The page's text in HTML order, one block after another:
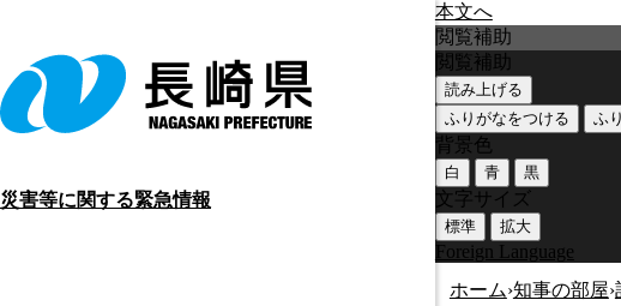
本文へ
災害等に関する緊急情報
閲覧補助
閲覧補助
読み上げる
ふりがなをつける
ふ
背景色
白 青 黒
文字サイズ
標準 拡大
Foreign Language
ホーム›知事の部屋›